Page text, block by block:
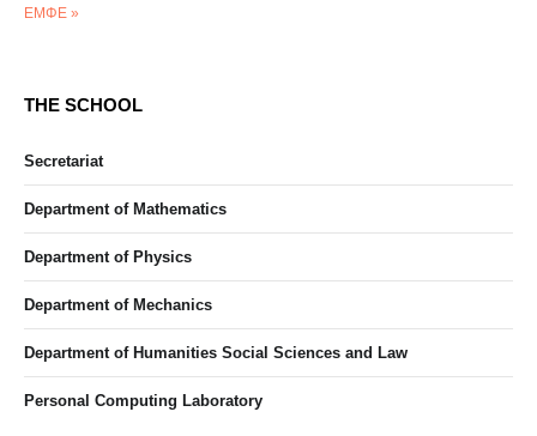
ΕΜΦΕ »
THE SCHOOL
Secretariat
Department of Mathematics
Department of Physics
Department of Mechanics
Department of Humanities Social Sciences and Law
Personal Computing Laboratory